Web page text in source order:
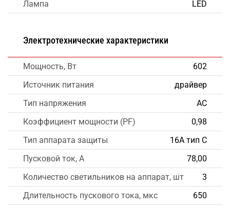
Лампа LED
Электротехнические характеристики
Мощность, Вт
602
Источник питания
драйвер
Тип напряжения
AC
Коэффициент мощности (PF)
0,98
Тип аппарата защиты
16А тип С
Пусковой ток, А
78,00
Количество светильников на аппарат, шт
3
Длительность пускового тока, мкс
650